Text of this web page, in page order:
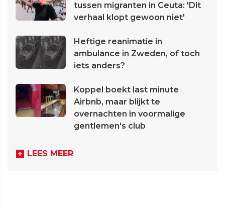
tussen migranten in Ceuta: 'Dit
verhaal klopt gewoon niet'
Heftige reanimatie in
ambulance in Zweden, of toch
iets anders?
Koppel boekt last minute
Airbnb, maar blijkt te
overnachten in voormalige
gentlemen's club
LEES MEER